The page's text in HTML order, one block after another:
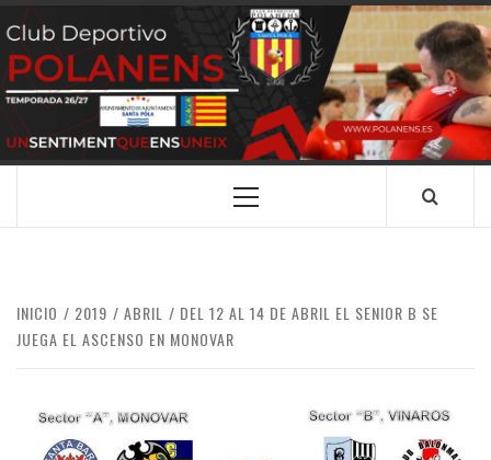
Saltar
al
contenido
CLUB
DEPORTIVO
POLANENS
SANTA POLA
Menú
INICIO 2019 ABRIL
DEL 12 AL 14 DE ABRIL EL SENIOR B SE
JUEGA EL ASCENSO EN MONOVAR